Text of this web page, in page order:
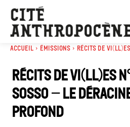
Accueil Émissions Récits de Vi(ll)es
Récits de Vi(ll)es
Sosso – Le
profond